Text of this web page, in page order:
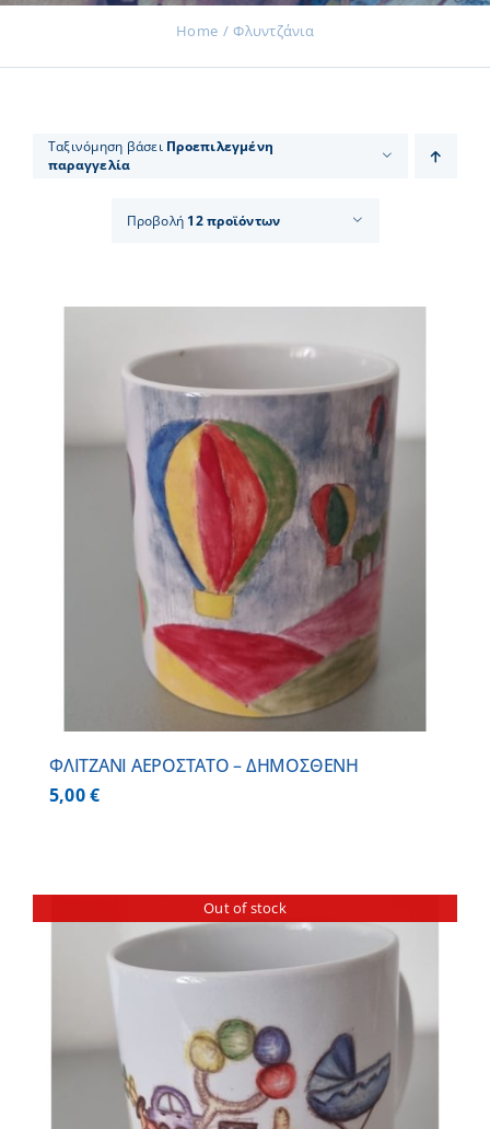
Νέα
Επικοινωνία
Εισφορές
Home Φλυντζάνια
Ταξινόμηση βάσει Προεπιλεγμένη
παραγγελία
Προβολή 12 προϊόντων
ΦΛΙΤΖΑΝΙ ΑΕΡΟΣΤΑΤΟ – ΔΗΜΟΣΘΕΝΗ
5,00€
Out of stock